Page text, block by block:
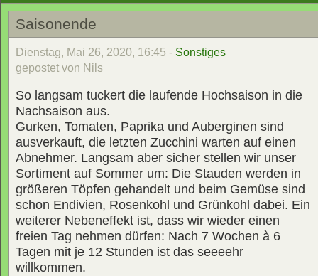
Saisonende
Dienstag, Mai 26, 2020, 16:45 - Sonstiges
gepostet von Nils
So langsam tuckert die laufende Hochsaison in die
Nachsaison aus.
Gurken, Tomaten, Paprika und Auberginen sind
ausverkauft, die letzten Zucchini warten auf einen
Abnehmer. Langsam aber sicher stellen wir unser
Sortiment auf Sommer um: Die Stauden werden in
größeren Töpfen gehandelt und beim Gemüse sind
schon Endivien, Rosenkohl und Grünkohl dabei. Ein
weiterer Nebeneffekt ist, dass wir wieder einen
freien Tag nehmen dürfen: Nach 7 Wochen à 6
Tagen mit je 12 Stunden ist das seeeehr
willkommen.